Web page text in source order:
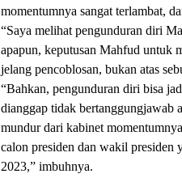
momentumnya sangat terlambat,
“Saya melihat pengunduran diri
apapun, keputusan Mahfud untuk
jelang pencoblosan, bukan atas
“Bahkan, pengunduran diri bisa
dianggap tidak bertanggungjawab
mundur dari kabinet
calon presiden dan wakil presiden
2023,” imbuhnya.